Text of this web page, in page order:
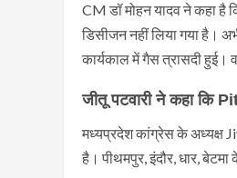
CM डॉ मोहन यादव ने कहा है
डिसीजन नहीं लिया गया है।
कार्यकाल में गैस त्रासदी
जीतू पटवारी ने कहा कि
मध्यप्रदेश कांग्रेस के अध्यक्ष
है। पीथमपुर, इंदौर, धार,